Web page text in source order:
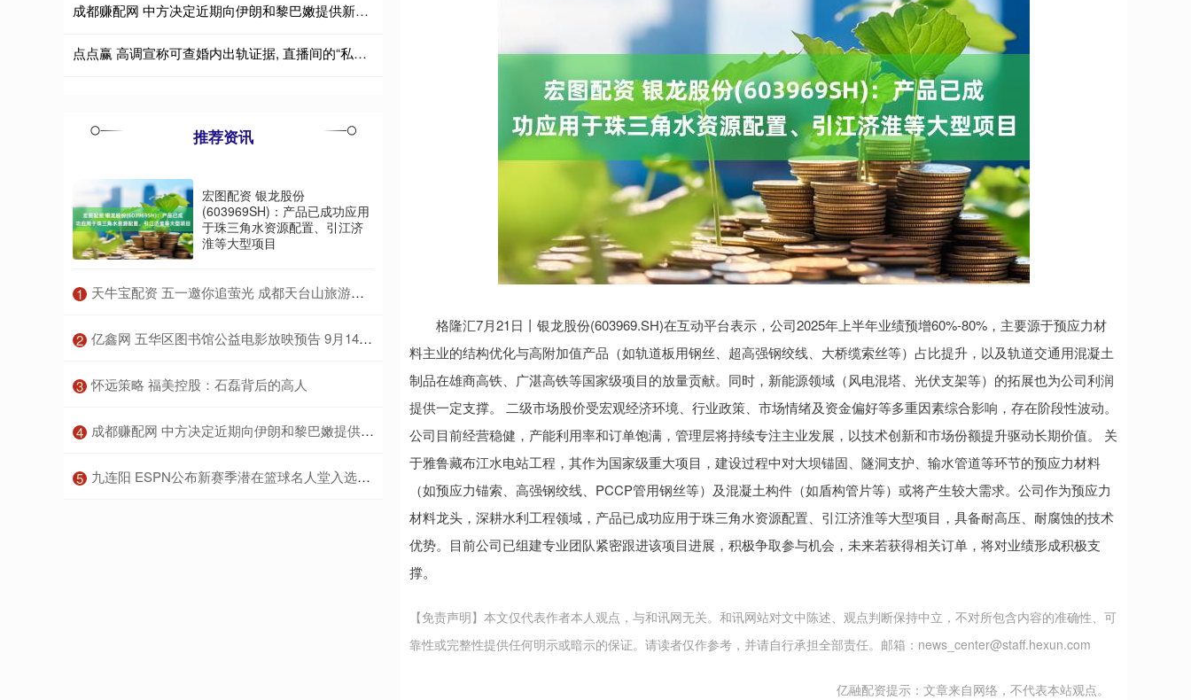
格隆汇7月21日丨银龙股份(603969.SH)在互动平台表示，公司2025年上半年业绩预增60%-80%，主要源于预应力材
料主业的结构优化与高附加值产品（如轨道板用钢丝、超高强钢绞线、大桥缆索丝等）占比提升，以及轨道交通用混凝土
制品在雄商高铁、广湛高铁等国家级项目的放量贡献。同时，新能源领域（风电混塔、光伏支架等）的拓展也为公司利润
提供一定支撑。 二级市场股价受宏观经济环境、行业政策、市场情绪及资金偏好等多重因素综合影响，存在阶段性波动。
公司目前经营稳健，产能利用率和订单饱满，管理层将持续专注主业发展，以技术创新和市场份额提升驱动长期价值。 关
于雅鲁藏布江水电站工程，其作为国家级重大项目，建设过程中对大坝锚固、隧洞支护、输水管道等环节的预应力材料
（如预应力锚索、高强钢绞线、PCCP管用钢丝等）及混凝土构件（如盾构管片等）或将产生较大需求。公司作为预应力
材料龙头，深耕水利工程领域，产品已成功应用于珠三角水资源配置、引江济淮等大型项目，具备耐高压、耐腐蚀的技术
优势。目前公司已组建专业团队紧密跟进该项目进展，积极争取参与机会，未来若获得相关订单，将对业绩形成积极支
撑。
【免责声明】本文仅代表作者本人观点，与和讯网无关。和讯网站对文中陈述、观点判断保持中立，不对所包含内容的准确性、可
靠性或完整性提供任何明示或暗示的保证。请读者仅作参考，并请自行承担全部责任。邮箱：news_center@staff.hexun.com
亿融配资提示：文章来自网络，不代表本站观点。
成都赚配网 中方决定近期向伊朗和黎巴嫩提供新一批人道主义援助
点点赢 高调宣称可查婚内出轨证据, 直播间的“私家侦探”团队栽了|今晚九点半
推荐资讯
宏图配资 银龙股份
(603969SH)：产品已成功应用
于珠三角水资源配置、引江济
淮等大型项目
1 ​天牛宝配资 五一邀你追萤光 成都天台山旅游景区深圳推介
2 ​亿鑫网 五华区图书馆公益电影放映预告 9月14日观影信息——《逆行人生》
3 ​怀远策略 福美控股：石磊背后的高人
4 ​成都赚配网 中方决定近期向伊朗和黎巴嫩提供新一批人道主义援助
5 ​九连阳 ESPN公布新赛季潜在篮球名人堂入选名单：19人已锁定荣誉